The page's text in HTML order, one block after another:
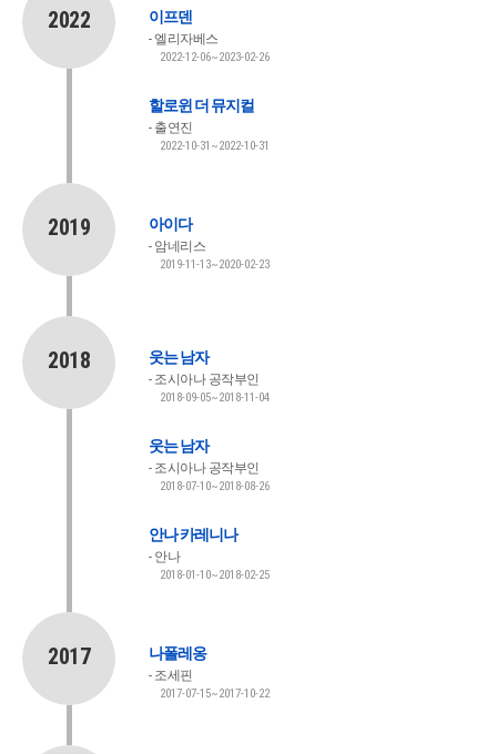
2022 이프덴
엘리자베스
2022-12-06~2023-02-26
할로윈 더 뮤지컬
출연진
2022-10-31~2022-10-31
2019 아이다
암네리스
2019-11-13~2020-02-23
2018 웃는 남자
조시아나 공작부인
2018-09-05~2018-11-04
웃는 남자
조시아나 공작부인
2018-07-10~2018-08-26
안나 카레니나
안나
2018-01-10~2018-02-25
2017 나폴레옹
조세핀
2017-07-15~2017-10-22